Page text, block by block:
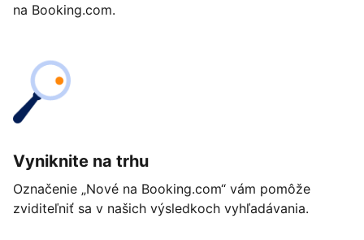
na Booking.com.
Vyniknite na trhu
Označenie „Nové na Booking.com“ vám pomôže
zviditeľniť sa v našich výsledkoch vyhľadávania.